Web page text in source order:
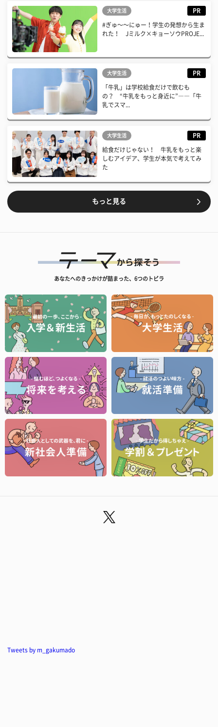
大学生活 PR
#ぎゅ〜〜にゅー！学生の発想から生ま
れた！ Jミルク×キョーソウPROJE...
大学生活 PR
「牛乳」は学校給食だけで飲むも
の？ “牛乳をもっと身近に”――「牛
乳でスマ...
大学生活 PR
給食だけじゃない！ 牛乳をもっと楽
しむアイデア、学生が本気で考えてみ
た
もっと見る
あなたへのきっかけが詰まった、6つのトビラ
Tweets by m_gakumado